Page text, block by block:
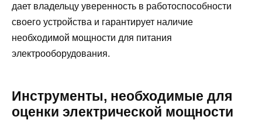
дает владельцу уверенность в работоспособности
своего устройства и гарантирует наличие
необходимой мощности для питания
электрооборудования.
Инструменты, необходимые для
оценки электрической мощности